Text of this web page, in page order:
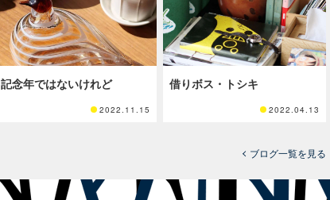
記念年ではないけれど
2022.11.15
借りボス・トシキ
2022.04.13
ブログ一覧を見る